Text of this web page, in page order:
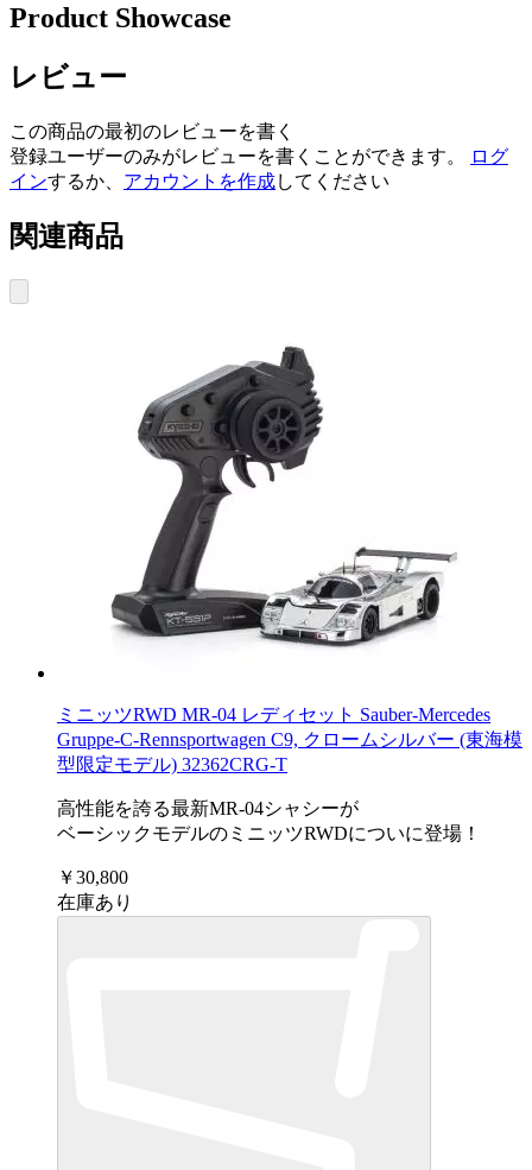
Product Showcase
レビュー
この商品の最初のレビューを書く
登録ユーザーのみがレビューを書くことができます。
ログ
インするか、 アカウントを作成してください
関連商品
ミニッツRWD MR-04 レディセット Sauber-Mercedes
Gruppe-C-Rennsportwagen C9, クロームシルバー (東海模
型限定モデル) 32362CRG-T
高性能を誇る最新MR-04シャシーが
ベーシックモデルのミニッツRWDについに登場！
￥30,800
在庫あり